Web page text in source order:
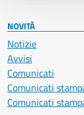
NOVITÀ
Notizie
Avvisi
Comunicati
Comunicati
Comunicati